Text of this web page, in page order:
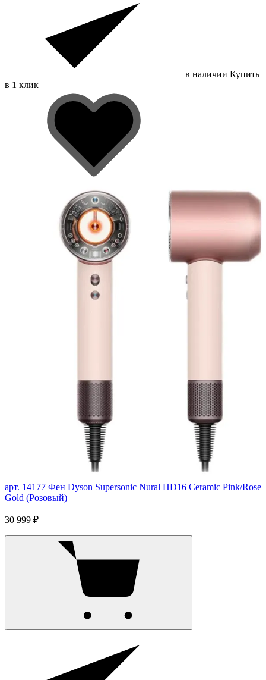
в наличии Купить
в 1 клик
арт. 14177 Фен Dyson Supersonic Nural HD16 Ceramic Pink/Rose
Gold (Розовый)
30 999 ₽